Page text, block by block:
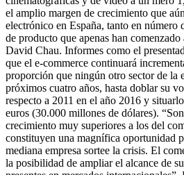
el amplio margen de crecimiento que
electrónico en España, tanto en número
de producto que apenas han comenzado
David Chau. Informes como el
que el e-commerce continuará
proporción que ningún otro sector de la
próximos cuatro años, hasta doblar su
respecto a 2011 en el año 2016 y
euros (30.000 millones de dólares).
crecimiento muy superiores a los del
constituyen una magnífica oportunidad
mediana empresa sortee la crisis. El
la posibilidad de ampliar el alcance de